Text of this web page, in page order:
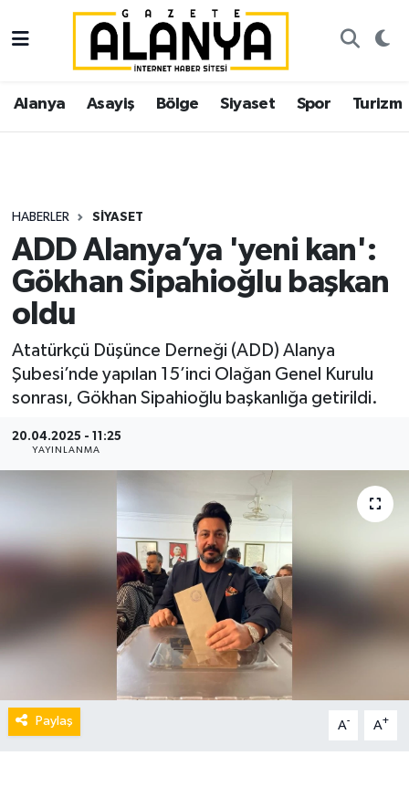
Alanya Asayiş Bölge Siyaset Spor Turizm
HABERLER SIYASET
ADD Alanya’ya 'yeni kan':
Gökhan Sipahioğlu başkan
oldu
Atatürkçü Düşünce Derneği (ADD) Alanya
Şubesi’nde yapılan 15’inci Olağan Genel Kurulu
sonrası, Gökhan Sipahioğlu başkanlığa getirildi.
20.04.2025 - 11:25
YAYINLANMA
Paylaş A- A+
Alanya
Asayiş
Siyaset
Spor
Turizm
Ekonomi
Gazipaşa
İstanbul Nöbetçi Eczaneler
İstanbul Hava Durumu
Süper Lig Puan Durumu ve Fikstür
Tüm Manşetler
Son Dakika Haberleri
Haber Arşivi